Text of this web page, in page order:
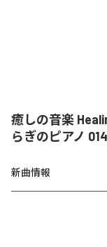
癒しの音楽
らぎのピアノ
新曲情報